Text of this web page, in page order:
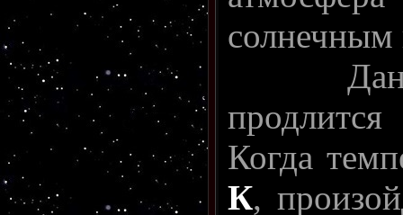
солнечным
Данная
Когда
К,